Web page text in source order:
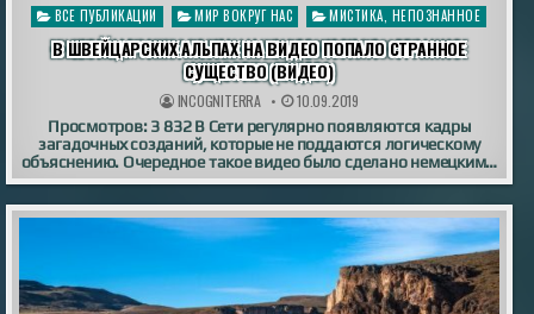
Опубликовано
в
ВСЕ ПУБЛИКАЦИИ МИР ВОКРУГ НАС МИСТИКА, НЕПОЗНАННОЕ
В ШВЕЙЦАРСКИХ АЛЬПАХ НА ВИДЕО ПОПАЛО СТРАННОЕ
СУЩЕСТВО (ВИДЕО)
INCOGNITERRA 10.09.2019
Просмотров: 3 832 В Сети регулярно появляются кадры
загадочных созданий, которые не поддаются логическому
объяснению. Очередное такое видео было сделано немецким…